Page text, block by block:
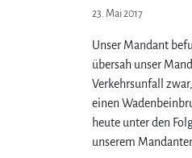
23. Mai 2017
Unser Mandant
übersah unser
Verkehrsunfall
einen
heute unter den
unserem